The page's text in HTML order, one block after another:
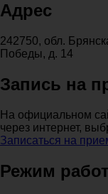
Адрес
242750, обл.
Победы, д. 14
Запись на
На официальном
через интернет,
Записаться на
Режим